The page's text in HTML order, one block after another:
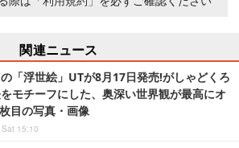
関連ニュース
「浮世絵」UTが8月17日発売!がしゃどくろ
モチーフにした、奥深い世界観が最高にオ
目の写真・画像
15:10